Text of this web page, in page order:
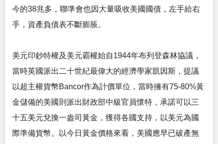
今的38兆多，聯準會也因大量吸收美國國債，左手給右
手，資產負債表不斷膨脹。
美元印鈔特權及美元霸權始自1944年布列登森林協議，
當時英國派出二十世紀最偉大的經濟學家凱因斯，提議
以超主權貨幣Bancor作為計價單位，當時擁有75-80%黃
金儲備的美國則派出財政部中級官員懷特，承諾可以三
十五美元兌換一盎司黃金，獲得各國支持，以美元為國
際準備貨幣。以今日黃金價格來看，美國應早已破產無